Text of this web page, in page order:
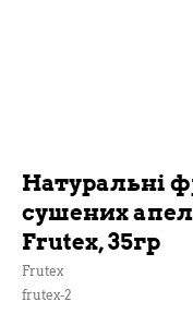
Натуральні
сушених
Frutex, 35гр
Frutex
frutex-2